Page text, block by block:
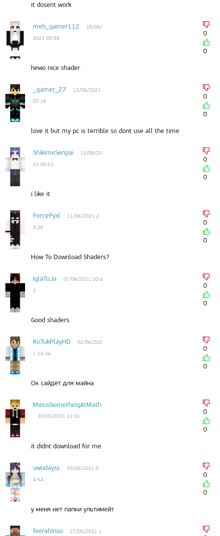
it dosent work
meh_gamer112
15/06/
2021 00:58
0
0
hewo nice shader
_gamer_27
13/06/2021
07:19
0
0
love it but my pc is terrible so dont use all the time
ShikimeSenpai
12/06/20
21 06:53
0
0
i like it
ForcePyxl
11/06/2021 2
3:26
0
0
How To Download Shaders?
IglaToJa
07/06/2021 10:4
2
0
0
Good shaders
KoTukPlayHD
02/06/202
1 14:34
0
0
Ок сайдёт для майна
MinusSomethingAtMath
30/05/2021 13:31
0
0
it didnt download for me
uwudayss
30/05/2021 0
4:54
0
0
у меня нет папки ультимейт
feeralonso
27/05/2021 1